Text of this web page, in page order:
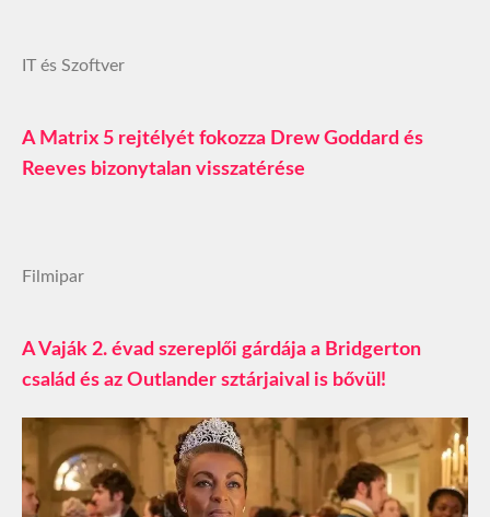
IT és Szoftver
A Matrix 5 rejtélyét fokozza Drew Goddard és
Reeves bizonytalan visszatérése
Filmipar
A Vaják 2. évad szereplői gárdája a Bridgerton
család és az Outlander sztárjaival is bővül!